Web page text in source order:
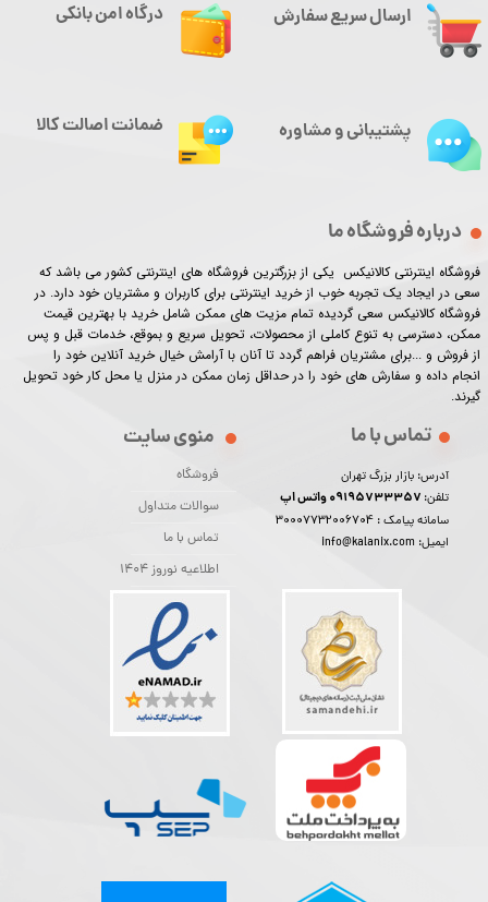
ارسال سریع سفارش
درباره فروشگاه ما
فروشگاه اینترنتی کالانیکس یکی از بزرگترین فروشگاه های اینترنتی کشور می باشد که
سعی در ایجاد یک تجربه خوب از خرید اینترنتی برای کاربران و مشتریان خود دارد. در
فروشگاه کالانیکس سعی گردیده تمام مزیت های ممکن شامل خرید با بهترین قیمت
ممکن، دسترسی به تنوع کاملی از محصولات، تحویل سریع و بموقع، خدمات قبل و پس
از فروش و ...برای مشتریان فراهم گردد تا آنان با آرامش خیال خرید آنلاین خود را
انجام داده و سفارش های خود را در حداقل زمان ممکن در منزل یا محل کار خود تحویل
گیرند.​​​​​​​
منوی سایت
فروشگاه
سوالات متداول
تماس با ما
اطلاعیه نوروز 1404
تماس با ما
آدرس: بازار بزرگ تهران
تلفن:
سامانه پیامک : 30007732006704
ایمیل: info@kalanix.com
درگاه امن بانکی
پشتیبانی و مشاوره ضمانت اصالت کالا